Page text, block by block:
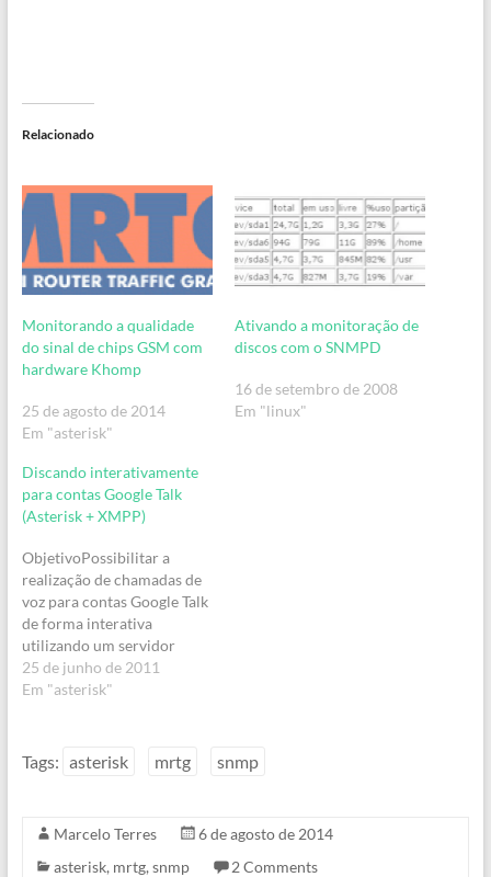
Relacionado
Monitorando a qualidade
do sinal de chips GSM com
hardware Khomp
25 de agosto de 2014
Em "asterisk"
Ativando a monitoração de
discos com o SNMPD
16 de setembro de 2008
Em "linux"
Discando interativamente
para contas Google Talk
(Asterisk + XMPP)
ObjetivoPossibilitar a
realização de chamadas de
voz para contas Google Talk
de forma interativa
utilizando um servidor
Asterisk conectado a um
servidor
servidor XMPP (Openfire,
ejabberd, Prosody, etc...) e
integração aqui.O
procedimentoO contexto
25 de junho de 2011
Em "asterisk"
Tags: asterisk mrtg snmp
Marcelo Terres
6 de agosto de 2014
asterisk, mrtg, snmp 2 Comments